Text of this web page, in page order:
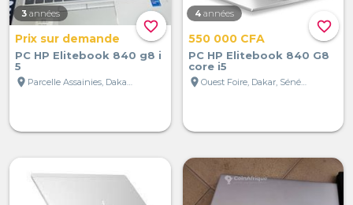
favorite_border
3 années
Prix sur demande
PC HP Elitebook 840 g8 i
5
location_on
favorite_border
4 années
550 000 CFA
PC HP Elitebook 840 G8
core i5
location_on
Ouest Foire, Dakar, Sénégal